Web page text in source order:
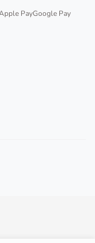
PayGoogle Pay